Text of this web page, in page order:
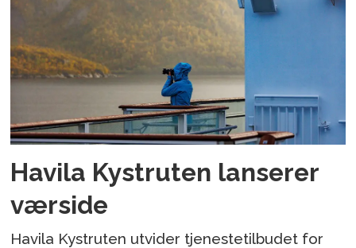
Havila Kystruten lanserer
værside
Havila Kystruten utvider tjenestetilbudet for